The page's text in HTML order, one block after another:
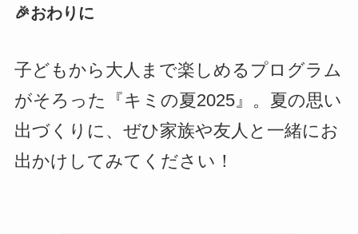
🎉おわりに
子どもから大人まで楽しめるプログラム
がそろった『キミの夏2025』。夏の思い
出づくりに、ぜひ家族や友人と一緒にお
出かけしてみてください！